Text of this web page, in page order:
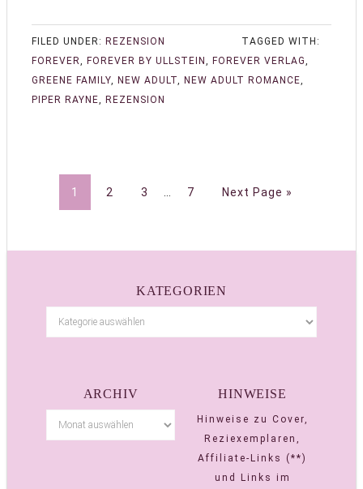
FILED UNDER: REZENSION
TAGGED WITH:
FOREVER, FOREVER BY ULLSTEIN , FOREVER VERLAG,
GREENE FAMILY, NEW ADULT, NEW ADULT ROMANCE,
PIPER RAYNE, REZENSION
1 2 3 … 7 Next Page »
KATEGORIEN
ARCHIV HINWEISE
Hinweise zu Cover,
Reziexemplaren,
Affiliate-Links (**)
und Links im